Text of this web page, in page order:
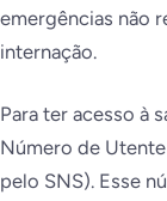
emergências não
internação.
Para ter acesso à
Número de Utente
pelo SNS). Esse